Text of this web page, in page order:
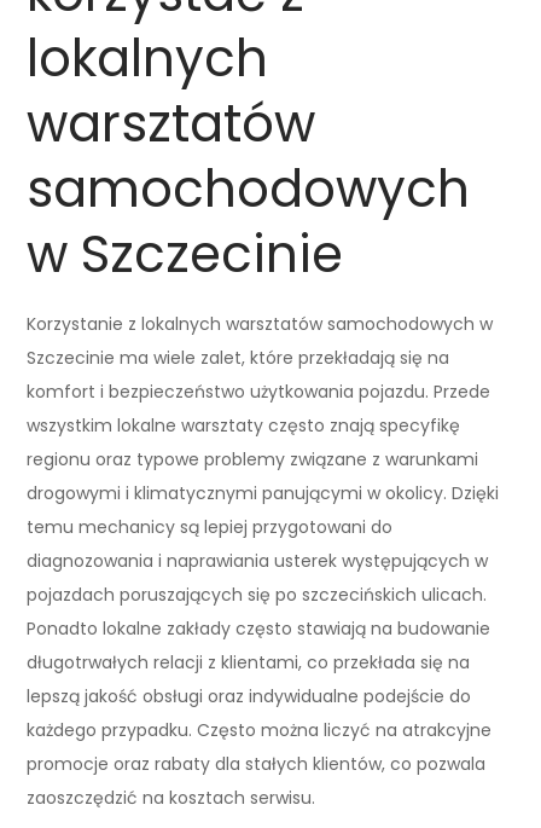
lokalnych
warsztatów
samochodowych
w Szczecinie
Korzystanie z lokalnych warsztatów samochodowych w
Szczecinie ma wiele zalet, które przekładają się na
komfort i bezpieczeństwo użytkowania pojazdu. Przede
wszystkim lokalne warsztaty często znają specyfikę
regionu oraz typowe problemy związane z warunkami
drogowymi i klimatycznymi panującymi w okolicy. Dzięki
temu mechanicy są lepiej przygotowani do
diagnozowania i naprawiania usterek występujących w
pojazdach poruszających się po szczecińskich ulicach.
Ponadto lokalne zakłady często stawiają na budowanie
długotrwałych relacji z klientami, co przekłada się na
lepszą jakość obsługi oraz indywidualne podejście do
każdego przypadku. Często można liczyć na atrakcyjne
promocje oraz rabaty dla stałych klientów, co pozwala
zaoszczędzić na kosztach serwisu.